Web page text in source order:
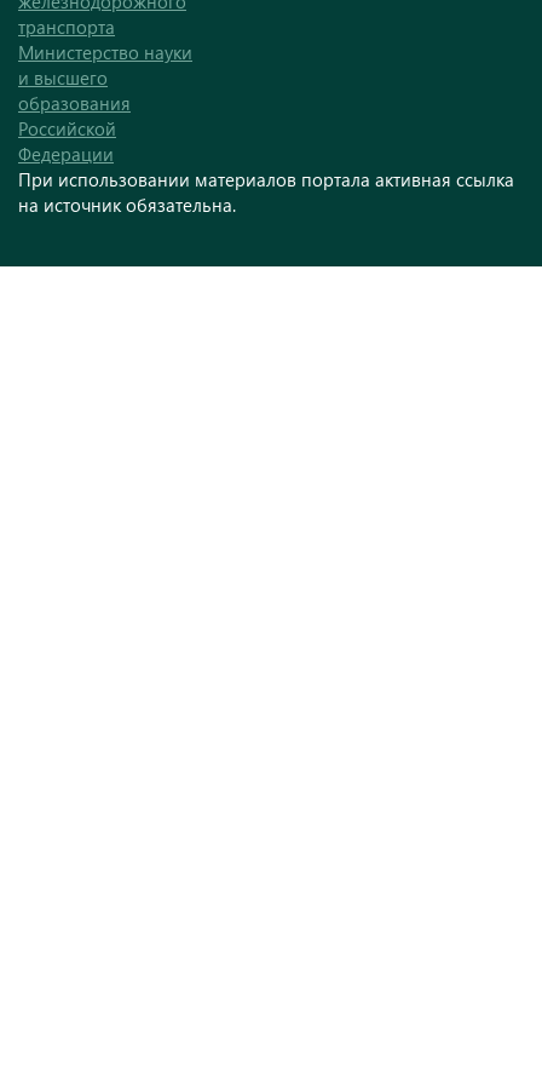
транспорта
Министерство науки
и высшего
образования
Российской
Федерации
При использовании материалов портала активная ссылка
на источник обязательна.